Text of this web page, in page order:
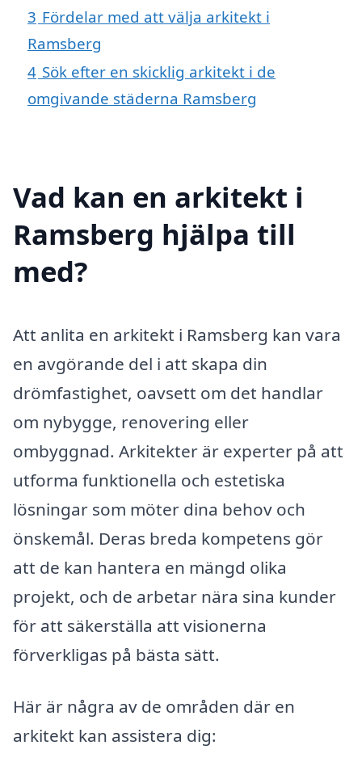
3 Fördelar med att välja arkitekt i
Ramsberg
4 Sök efter en skicklig arkitekt i de
omgivande städerna Ramsberg
Vad kan en arkitekt i
Ramsberg hjälpa till
med?
Att anlita en arkitekt i Ramsberg kan vara
en avgörande del i att skapa din
drömfastighet, oavsett om det handlar
om nybygge, renovering eller
ombyggnad. Arkitekter är experter på att
utforma funktionella och estetiska
lösningar som möter dina behov och
önskemål. Deras breda kompetens gör
att de kan hantera en mängd olika
projekt, och de arbetar nära sina kunder
för att säkerställa att visionerna
förverkligas på bästa sätt.
Här är några av de områden där en
arkitekt kan assistera dig: